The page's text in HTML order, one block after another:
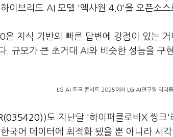
이브리드 AI 모델 '엑사원 4.0'을 오픈소스
은 지식 기반의 빠른 답변에 강점이 있는
. 규모가 큰 초거대 AI와 비슷한 성능을 구
LG AI 토크 콘서트 2025에서 LG AI연구원 리더
)도 지난달 '하이퍼클로바X 씽크
국어 데이터에 최적화 됐을 뿐 아니라 시